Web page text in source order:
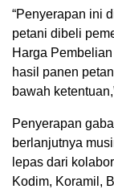
“Penyerapan ini
petani dibeli
Harga
hasil panen
bawah
Penyerapan
berlanjutnya
lepas dari
Kodim, Koramil,